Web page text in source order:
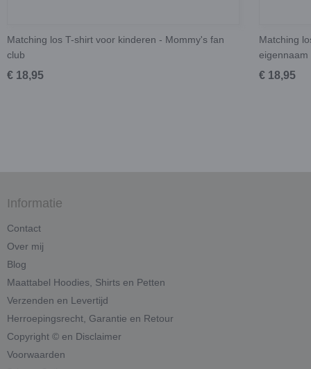
Matching los T-shirt voor kinderen - Mommy's fan
club
€ 18,95
Matching
eigennaam
€ 18,95
Informatie
Contact
Over mij
Blog
Maattabel Hoodies, Shirts en Petten
Verzenden en Levertijd
Herroepingsrecht, Garantie en Retour
Copyright © en Disclaimer
Voorwaarden